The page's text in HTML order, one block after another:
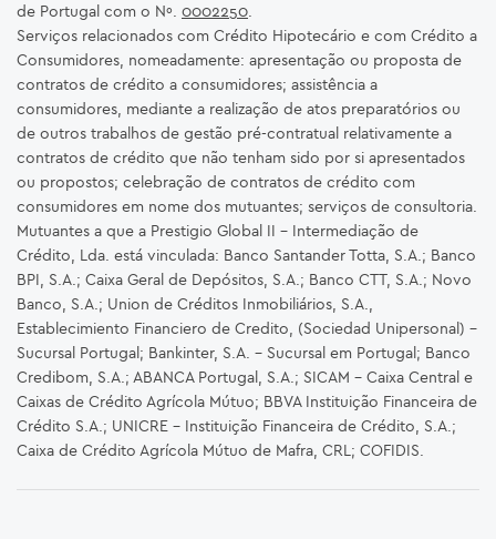
de Portugal com o Nº. 0002250.
Serviços relacionados com Crédito Hipotecário e com Crédito a
Consumidores, nomeadamente: apresentação ou proposta de
contratos de crédito a consumidores; assistência a
consumidores, mediante a realização de atos preparatórios ou
de outros trabalhos de gestão pré-contratual relativamente a
contratos de crédito que não tenham sido por si apresentados
ou propostos; celebração de contratos de crédito com
consumidores em nome dos mutuantes; serviços de consultoria.
Mutuantes a que a Prestigio Global II – Intermediação de
Crédito, Lda. está vinculada: Banco Santander Totta, S.A.; Banco
BPI, S.A.; Caixa Geral de Depósitos, S.A.; Banco CTT, S.A.; Novo
Banco, S.A.; Union de Créditos Inmobiliários, S.A.,
Establecimiento Financiero de Credito, (Sociedad Unipersonal) -
Sucursal Portugal; Bankinter, S.A. – Sucursal em Portugal; Banco
Credibom, S.A.; ABANCA Portugal, S.A.; SICAM - Caixa Central e
Caixas de Crédito Agrícola Mútuo; BBVA Instituição Financeira de
Crédito S.A.; UNICRE – Instituição Financeira de Crédito, S.A.;
Caixa de Crédito Agrícola Mútuo de Mafra, CRL; COFIDIS.